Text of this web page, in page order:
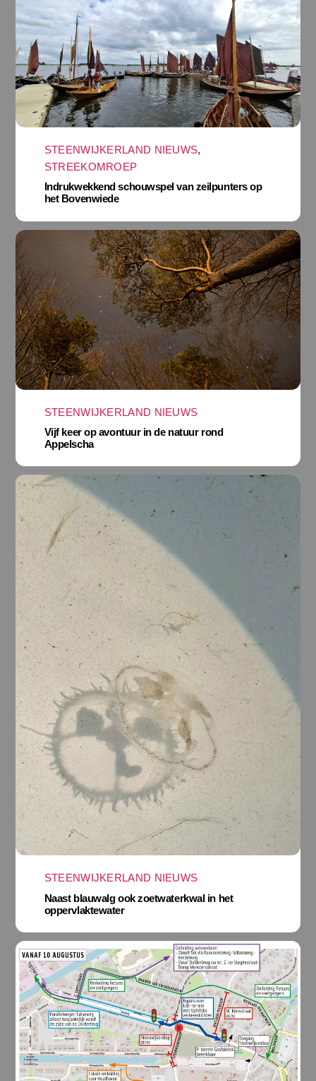
STEENWIJKERLAND NIEUWS,
STREEKOMROEP
Indrukwekkend schouwspel van zeilpunters op
het Bovenwiede
STEENWIJKERLAND NIEUWS
Vijf keer op avontuur in de natuur rond
Appelscha
STEENWIJKERLAND NIEUWS
Naast blauwalg ook zoetwaterkwal in het
oppervlaktewater